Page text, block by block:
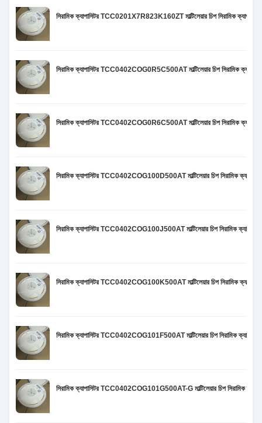
সিরামিক ক্যাপাসিটর TCC0201X7R823K160ZT মাল্টিলেয়ার চিপ সিরামিক
সিরামিক ক্যাপাসিটর TCC0402COG0R5C500AT মাল্টিলেয়ার চিপ সিরামিক
সিরামিক ক্যাপাসিটর TCC0402COG0R6C500AT মাল্টিলেয়ার চিপ সিরামিক
সিরামিক ক্যাপাসিটর TCC0402COG100D500AT মাল্টিলেয়ার চিপ সিরামিক
সিরামিক ক্যাপাসিটর TCC0402COG100J500AT মাল্টিলেয়ার চিপ সিরামিক
সিরামিক ক্যাপাসিটর TCC0402COG100K500AT মাল্টিলেয়ার চিপ সিরামিক
সিরামিক ক্যাপাসিটর TCC0402COG101F500AT মাল্টিলেয়ার চিপ সিরামিক
সিরামিক ক্যাপাসিটর TCC0402COG101G500AT-G মাল্টিলেয়ার চিপ সিরামিক